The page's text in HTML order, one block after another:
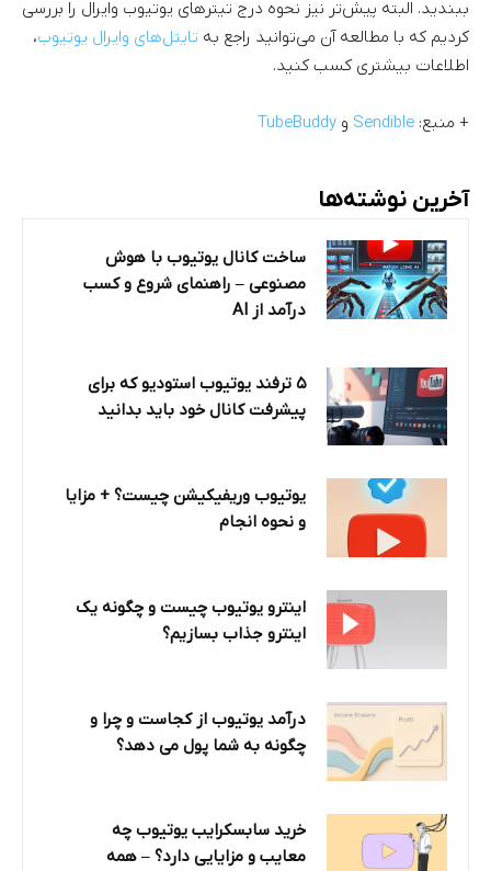
ببندید. البته پیش‌تر نیز نحوه درج تیترهای یوتیوب وایرال را بررسی
کردیم که با مطالعه آن می‌توانید راجع به تایتل‌های وایرال یوتیوب،
اطلاعات بیشتری کسب کنید.
+ منبع: Sendible و TubeBuddy
آخرین نوشته‌ها
ساخت کانال یوتیوب با هوش
مصنوعی – راهنمای شروع و کسب
درآمد از AI
۵ ترفند یوتیوب استودیو که برای
پیشرفت کانال خود باید بدانید
یوتیوب وریفیکیشن چیست؟ + مزایا
و نحوه انجام
اینترو یوتیوب چیست و چگونه یک
اینترو جذاب بسازیم؟
درآمد یوتیوب از کجاست و چرا و
چگونه به شما پول می دهد؟
خرید سابسکرایب یوتیوب چه
معایب و مزایایی دارد؟‌ – همه